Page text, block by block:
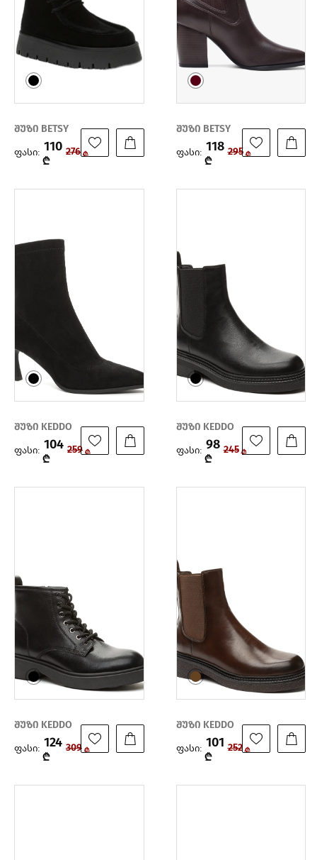
შუზი BETSY
ფასი: 110
₾
276 ₾
შუზი BETSY
ფასი: 118
₾
295 ₾
შუზი KEDDO
ფასი: 104
₾
259 ₾
შუზი KEDDO
ფასი: 98
₾
245 ₾
შუზი KEDDO
ფასი: 124
₾
309 ₾
შუზი KEDDO
ფასი: 101
₾
252 ₾